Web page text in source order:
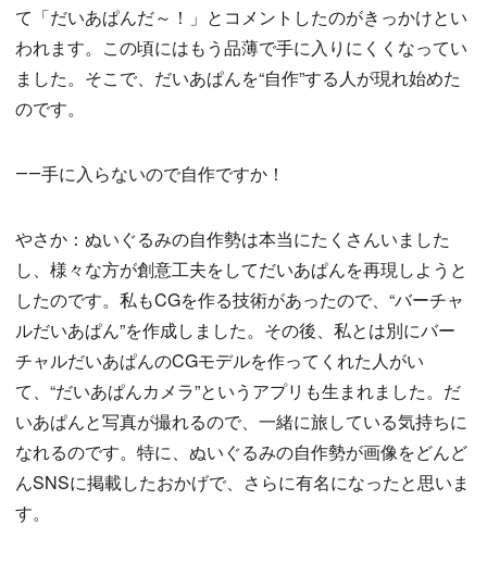
て「だいあぱんだ～！」とコメントしたのがきっかけとい
われます。この頃にはもう品薄で手に入りにくくなってい
ました。そこで、だいあぱんを“自作”する人が現れ始めた
のです。
――手に入らないので自作ですか！
やさか：ぬいぐるみの自作勢は本当にたくさんいました
し、様々な方が創意工夫をしてだいあぱんを再現しようと
したのです。私もCGを作る技術があったので、“バーチャ
ルだいあぱん”を作成しました。その後、私とは別にバー
チャルだいあぱんのCGモデルを作ってくれた人がい
て、“だいあぱんカメラ”というアプリも生まれました。だ
いあぱんと写真が撮れるので、一緒に旅している気持ちに
なれるのです。特に、ぬいぐるみの自作勢が画像をどんど
んSNSに掲載したおかげで、さらに有名になったと思いま
す。